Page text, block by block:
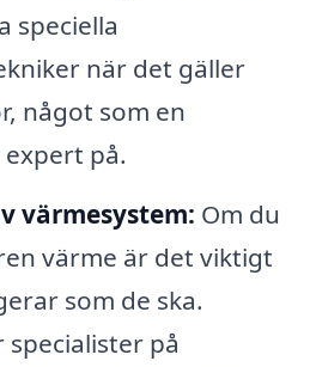
speciella
när det gäller
något som en
på.
värmesystem: Om du
värme är det viktigt
som de ska.
specialister på